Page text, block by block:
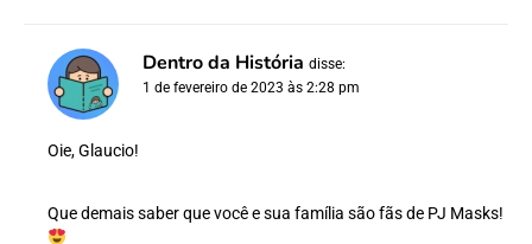
Dentro da História disse:
1 de fevereiro de 2023 às 2:28 pm
Oie, Glaucio!
Que demais saber que você e sua família são fãs de PJ Masks!